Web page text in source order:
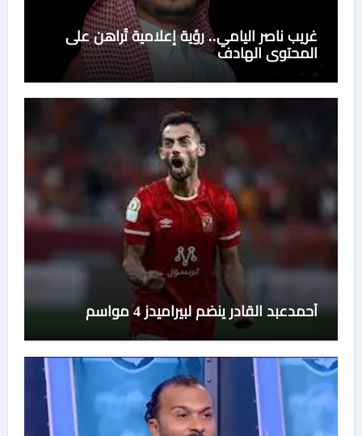
غريب ناصر اليامي.. رؤية إعلامية تُراهن على
المحتوى الهادف
أحمدعبد القادر ينضم لبيراميدز 4 مواسم